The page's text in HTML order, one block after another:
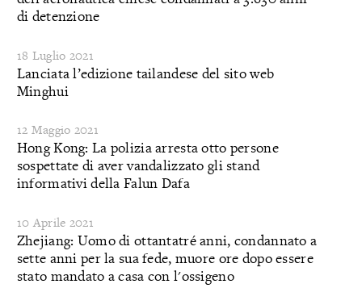
di detenzione
18 Luglio 2021
Lanciata l’edizione tailandese del sito web
Minghui
12 Maggio 2021
Hong Kong: La polizia arresta otto persone
sospettate di aver vandalizzato gli stand
informativi della Falun Dafa
10 Aprile 2021
Zhejiang: Uomo di ottantatré anni, condannato a
sette anni per la sua fede, muore ore dopo essere
stato mandato a casa con l'ossigeno